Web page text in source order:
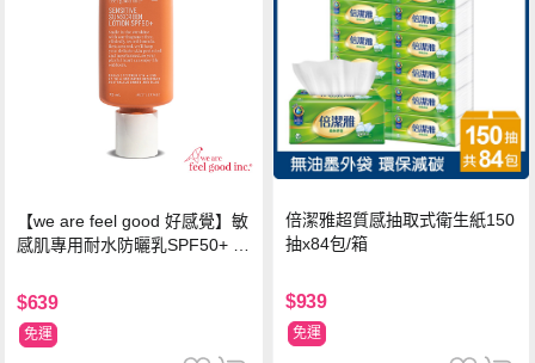
【we are feel good 好感覺】敏
感肌專用耐水防曬乳SPF50+ 7
$639
免運
倍潔雅超質感抽取式衛生紙150
抽x84包/箱
$939
免運